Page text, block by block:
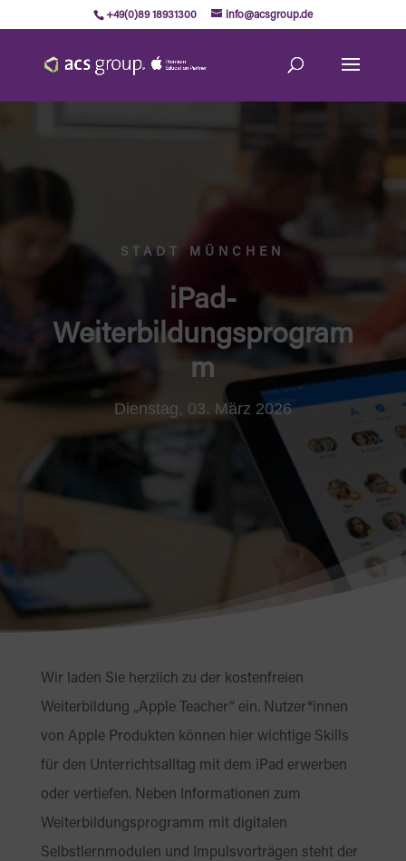
+49(0)89 18931300 info@acsgroup.de
STADT MÜNCHEN
iPad-
Weiterbildungsprogram
m
Dienstag, 03. März 2026
Wir laden Sie herzlich zu der kostenfreien
Weiterbildung „Apple Teacher“ ein. Nutzer*innen
von Apple Produkten können hier wichtige Skills
für den Unterrichtsalltag mit dem iPad erwerben
oder vertiefen. Neben Informationen zum
Weiterbildungsprogramm mit digitalen
Selbstlernmodulen und Impulsvorträgen steht der